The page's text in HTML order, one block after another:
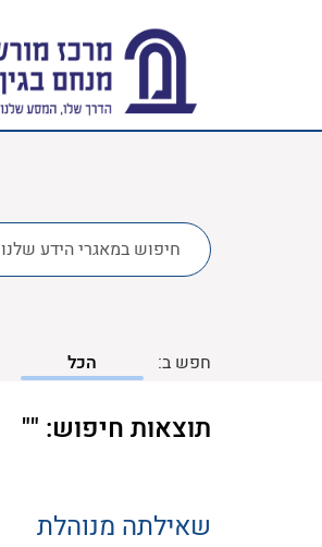
לחפש
ב:
חפש ב: הכל
תוצאות חיפוש: ""
שאילתה מנוהלת